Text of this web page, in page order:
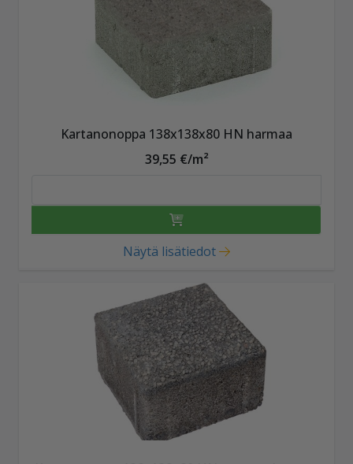
Kartanonoppa 138x138x80 HN harmaa
39,55 €/m²
Näytä lisätiedot